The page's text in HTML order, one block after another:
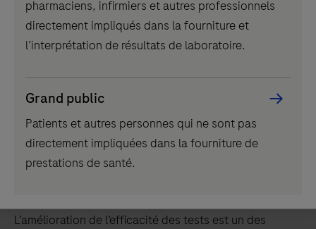
Les laboratoires doivent se préparer aux situations
d’urgence. Il est nécessaire de garantir l’évolutivité et
essentiels pour suivre l’évolution de l’épidémie. Des
résultats fiables et précis, de qualité constante,
renforcent la confiance dans les résultats et les
L’amélioration de l’efficacité des tests est un des
pharmaciens, infirmiers et autres professionnels
directement impliqués dans la fourniture et
l’interprétation de résultats de laboratoire.
Grand public
Patients et autres personnes qui ne sont pas
directement impliquées dans la fourniture de
prestations de santé.